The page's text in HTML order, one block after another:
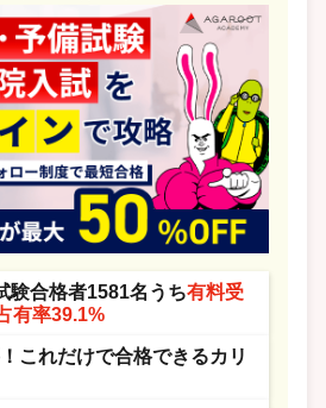
験合格者1581名うち有料受
有率39.1%
これだけで合格できるカリ